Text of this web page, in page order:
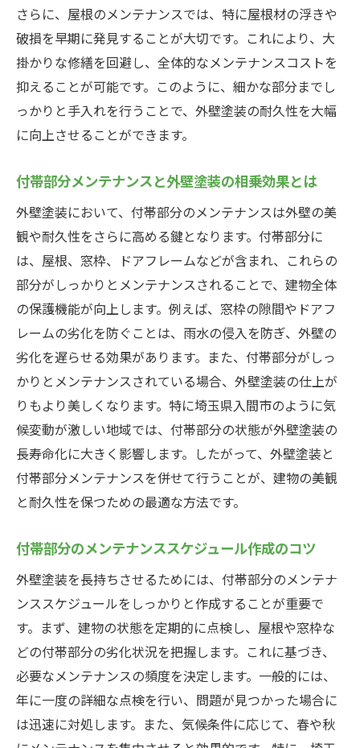
さらに、屋根のメンテナンスでは、特に屋根材の浮きや
破損を早期に発見することが大切です。これにより、大
掛かりな修繕を回避し、全体的なメンテナンスコストを
抑えることが可能です。このように、細かな部分までし
っかりと手入れを行うことで、外壁塗装の耐久性を大幅
に向上させることができます。
付帯部分メンテナンスと外壁塗装の相乗効果とは
外壁塗装において、付帯部分のメンテナンスは外壁の美
観や耐久性をさらに高める鍵となります。付帯部分に
は、屋根、窓枠、ドアフレームなどが含まれ、これらの
部分がしっかりとメンテナンスされることで、建物全体
の保護機能が向上します。例えば、窓枠の隙間やドアフ
レームの劣化を防ぐことは、雨水の侵入を防ぎ、外壁の
劣化を遅らせる効果があります。また、付帯部分がしっ
かりとメンテナンスされている場合、外壁塗装の仕上が
りもより美しくなります。特に埼玉県入間市のように気
候変動が激しい地域では、付帯部分の状態が外壁塗装の
長寿命化に大きく影響します。したがって、外壁塗装と
付帯部分メンテナンスを併せて行うことが、建物の美観
と耐久性を保つための最適な方法です。
付帯部分のメンテナンススケジュール作成のコツ
外壁塗装を長持ちさせるためには、付帯部分のメンテナ
ンススケジュールをしっかりと作成することが重要で
す。まず、建物の状態を定期的に点検し、屋根や窓枠な
どの付帯部分の劣化状況を把握します。これに基づき、
必要なメンテナンスの頻度を決定します。一般的には、
年に一度の詳細な点検を行い、問題が見つかった場合に
は迅速に対処します。また、気候条件に応じて、春や秋